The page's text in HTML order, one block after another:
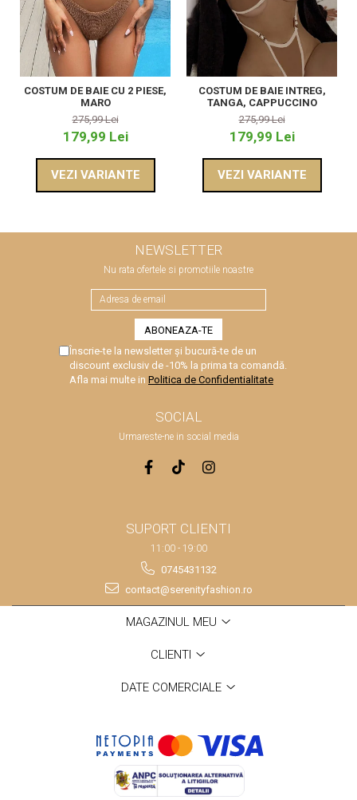
COSTUM DE BAIE CU 2 PIESE,
MARO
275,99 Lei
179,99 Lei
VEZI VARIANTE
COSTUM DE BAIE INTREG,
TANGA, CAPPUCCINO
275,99 Lei
179,99 Lei
VEZI VARIANTE
NEWSLETTER
Nu rata ofertele si promotiile noastre
Înscrie-te la newsletter și bucură-te de un
discount exclusiv de -10% la prima ta comandă.
Afla mai multe in Politica de Confidentialitate
SOCIAL
Urmareste-ne in social media
SUPORT CLIENTI
11:00 - 19:00
0745431132
contact@serenityfashion.ro
MAGAZINUL MEU
CLIENTI
DATE COMERCIALE